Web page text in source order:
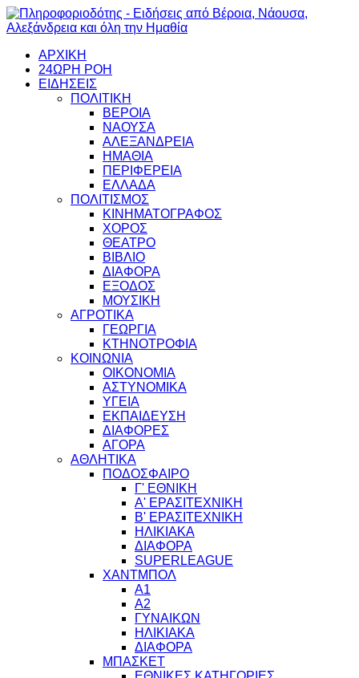
ΑΡΧΙΚΗ
24ΩΡΗ ΡΟΗ
ΕΙΔΗΣΕΙΣ
ΠΟΛΙΤΙΚΗ
ΒΕΡΟΙΑ
ΝΑΟΥΣΑ
ΑΛΕΞΑΝΔΡΕΙΑ
ΗΜΑΘΙΑ
ΠΕΡΙΦΕΡΕΙΑ
ΕΛΛΑΔΑ
ΠΟΛΙΤΙΣΜΟΣ
ΚΙΝΗΜΑΤΟΓΡΑΦΟΣ
ΧΟΡΟΣ
ΘΕΑΤΡΟ
ΒΙΒΛΙΟ
ΔΙΑΦΟΡΑ
ΕΞΟΔΟΣ
ΜΟΥΣΙΚΗ
ΑΓΡΟΤΙΚΑ
ΓΕΩΡΓΙΑ
ΚΤΗΝΟΤΡΟΦΙΑ
ΚΟΙΝΩΝΙΑ
ΟΙΚΟΝΟΜΙΑ
ΑΣΤΥΝΟΜΙΚΑ
ΥΓΕΙΑ
ΕΚΠΑΙΔΕΥΣΗ
ΔΙΑΦΟΡΕΣ
ΑΓΟΡΑ
ΑΘΛΗΤΙΚΑ
ΠΟΔΟΣΦΑΙΡΟ
Γ' ΕΘΝΙΚΗ
Α' ΕΡΑΣΙΤΕΧΝΙΚΗ
Β' ΕΡΑΣΙΤΕΧΝΙΚΗ
ΗΛΙΚΙΑΚΑ
ΔΙΑΦΟΡΑ
SUPERLEAGUE
ΧΑΝΤΜΠΟΛ
Α1
Α2
ΓΥΝΑΙΚΩΝ
ΗΛΙΚΙΑΚΑ
ΔΙΑΦΟΡΑ
ΜΠΑΣΚΕΤ